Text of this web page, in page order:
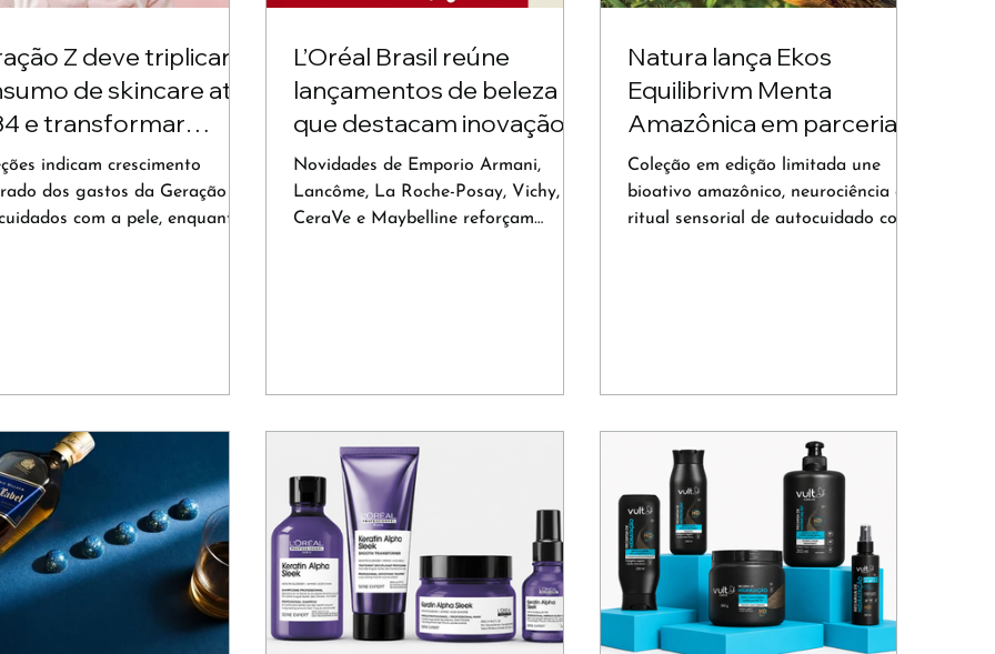
Z deve triplicar
de skincare até
e transformar
de beleza
indicam crescimento
dos gastos da Geração Z
com a pele, enquanto
L’Oréal Brasil reúne
lançamentos de beleza
que destacam inovação
em fragrâncias, skincare e
maquiagem
Novidades de Emporio Armani,
Lancôme, La Roche-Posay, Vichy,
CeraVe e Maybelline reforçam
Natura lança Ekos
Equilibrivm Menta
Amazônica em parceria
com Anitta
Coleção em edição limitada une
bioativo amazônico, neurociência e
ritual sensorial de autocuidado com